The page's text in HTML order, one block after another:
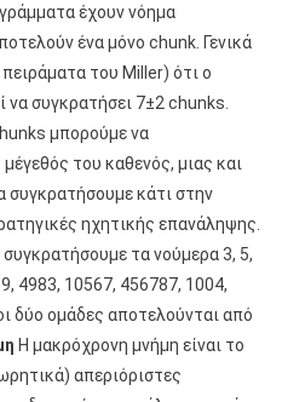
έχουν νόημα
ένα μόνο chunk. Γενικά
του Miller) ότι ο
συγκρατήσει 7±2 chunks.
μπορούμε να
του καθενός, μιας και
κάτι στην
ηχητικής επανάληψης.
συγκρατήσουμε τα νούμερα 3, 5,
4983, 10567, 456787, 1004,
δύο ομάδες αποτελούνται από
Η μακρόχρονη μνήμη είναι το
απεριόριστες